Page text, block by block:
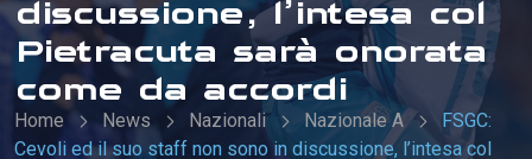
Pietracuta sarà onorata
come da accordi
Home News Nazionali Nazionale A
FSGC:
Cevoli ed il suo staff non sono in discussione, l’intesa col